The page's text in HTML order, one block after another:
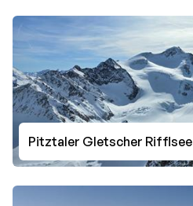
Pitztaler Gletscher Rifflsee